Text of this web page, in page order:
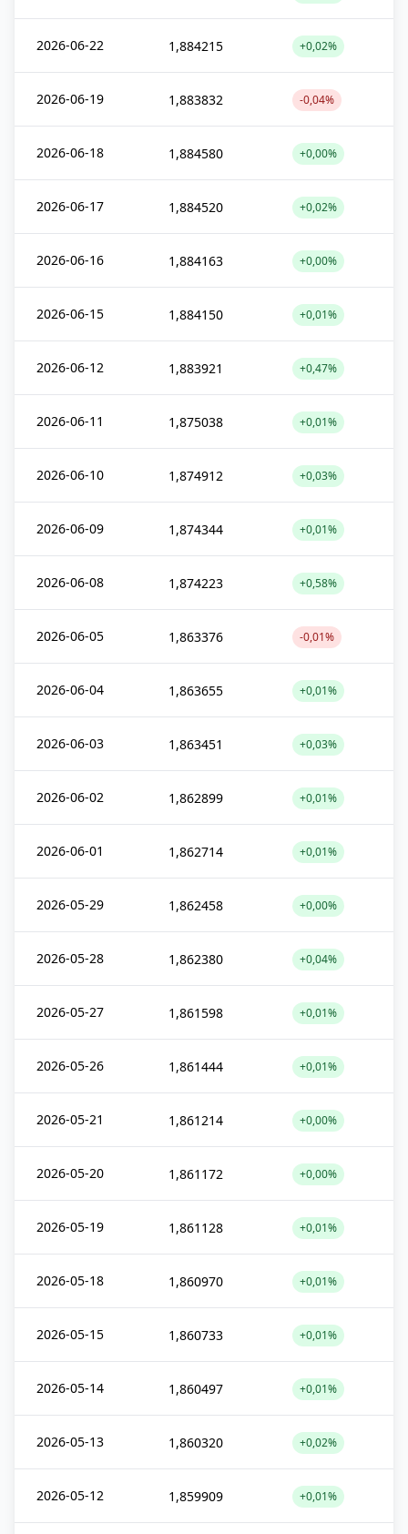
2026-06-22 1,884215 +0,02%
2026-06-19 1,883832 -0,04%
2026-06-18 1,884580 +0,00%
2026-06-17 1,884520 +0,02%
2026-06-16 1,884163 +0,00%
2026-06-15 1,884150 +0,01%
2026-06-12 1,883921 +0,47%
2026-06-11 1,875038 +0,01%
2026-06-10 1,874912 +0,03%
2026-06-09 1,874344 +0,01%
2026-06-08 1,874223 +0,58%
2026-06-05 1,863376 -0,01%
2026-06-04 1,863655 +0,01%
2026-06-03 1,863451 +0,03%
2026-06-02 1,862899 +0,01%
2026-06-01 1,862714 +0,01%
2026-05-29 1,862458 +0,00%
2026-05-28 1,862380 +0,04%
2026-05-27 1,861598 +0,01%
2026-05-26 1,861444 +0,01%
2026-05-21 1,861214 +0,00%
2026-05-20 1,861172 +0,00%
2026-05-19 1,861128 +0,01%
2026-05-18 1,860970 +0,01%
2026-05-15 1,860733 +0,01%
2026-05-14 1,860497 +0,01%
2026-05-13 1,860320 +0,02%
2026-05-12 1,859909 +0,01%